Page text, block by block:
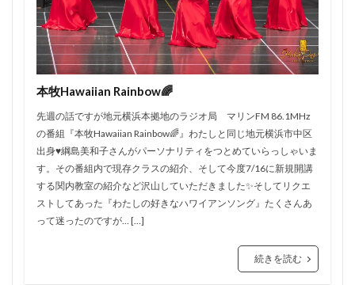
本牧Hawaiian Rainbow🌈
先週の話ですが地元横浜本拠地のラジオ局 マリンFM 86.1MHz
の番組『本牧Hawaiian Rainbow🌈』わたしと同じ地元横浜市中区
出身♥️綱島美和子さんがパーソナリティをつとめていらっしゃいま
す。その番組内で現存クラスの紹介、そして今度7/16に新規開講
する関内教室の紹介など沢山していただきました✨そしてリクエ
ストしてあった『わたしの好きなハワイアンソング』たくさんあ
って迷ったのですが… […]
続きを読む